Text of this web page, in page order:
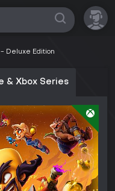
Deluxe Edition
& Xbox Series